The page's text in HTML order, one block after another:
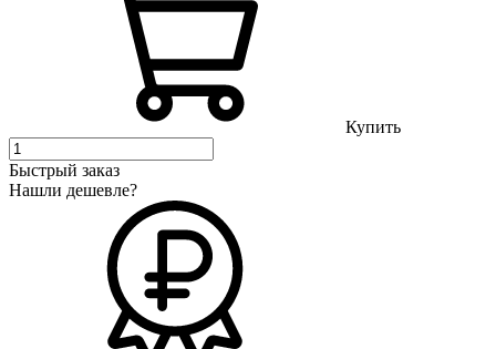
Купить
Быстрый заказ
Нашли дешевле?